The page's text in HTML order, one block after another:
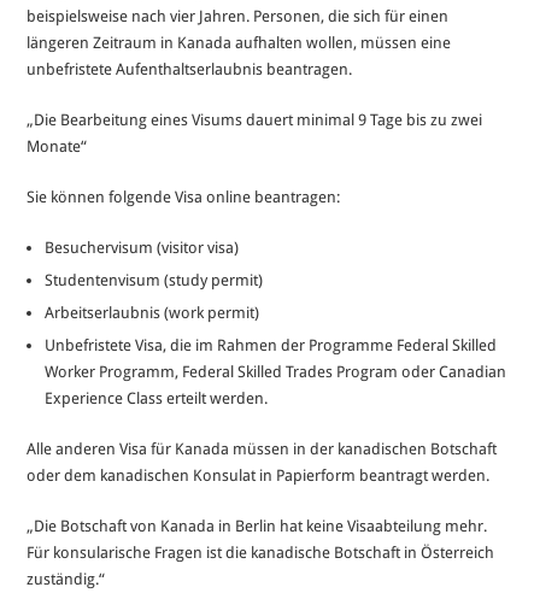
beispielsweise nach vier Jahren. Personen, die sich für einen
längeren Zeitraum in Kanada aufhalten wollen, müssen eine
unbefristete Aufenthaltserlaubnis beantragen.
„Die Bearbeitung eines Visums dauert minimal 9 Tage bis zu zwei
Monate“
Sie können folgende Visa online beantragen:
Besuchervisum (visitor visa)
Studentenvisum (study permit)
Arbeitserlaubnis (work permit)
Unbefristete Visa, die im Rahmen der Programme Federal Skilled
Worker Programm, Federal Skilled Trades Program oder Canadian
Experience Class erteilt werden.
Alle anderen Visa für Kanada müssen in der kanadischen Botschaft
oder dem kanadischen Konsulat in Papierform beantragt werden.
„Die Botschaft von Kanada in Berlin hat keine Visaabteilung mehr.
Für konsularische Fragen ist die kanadische Botschaft in Österreich
zuständig.“